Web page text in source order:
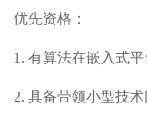
优先资格：
1. 有算法在嵌入式
2. 具备带领小型技术